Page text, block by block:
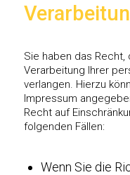
Sie haben das Recht,
Verarbeitung Ihrer
verlangen. Hierzu
Impressum
Recht auf
folgenden Fällen:
Wenn Sie die